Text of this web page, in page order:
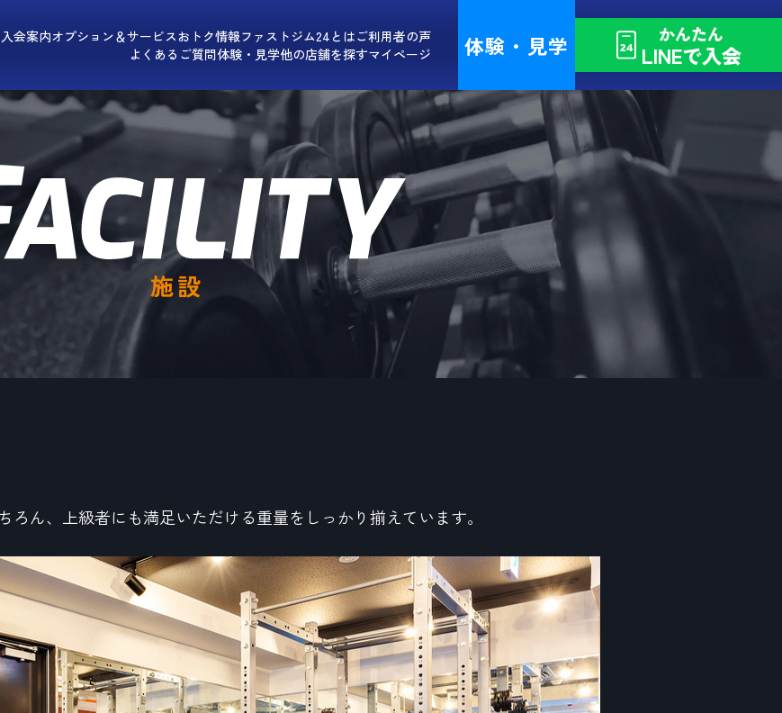
入会案内オプション＆サービス おトク情報ファストジム24とはご利用者の声
よくあるご質問体験・見学他の店舗を探すマイページ 体験・見学 かんたん
LINEで入会
施設
ん、上級者にも満足いただける重量をしっかり揃えています。